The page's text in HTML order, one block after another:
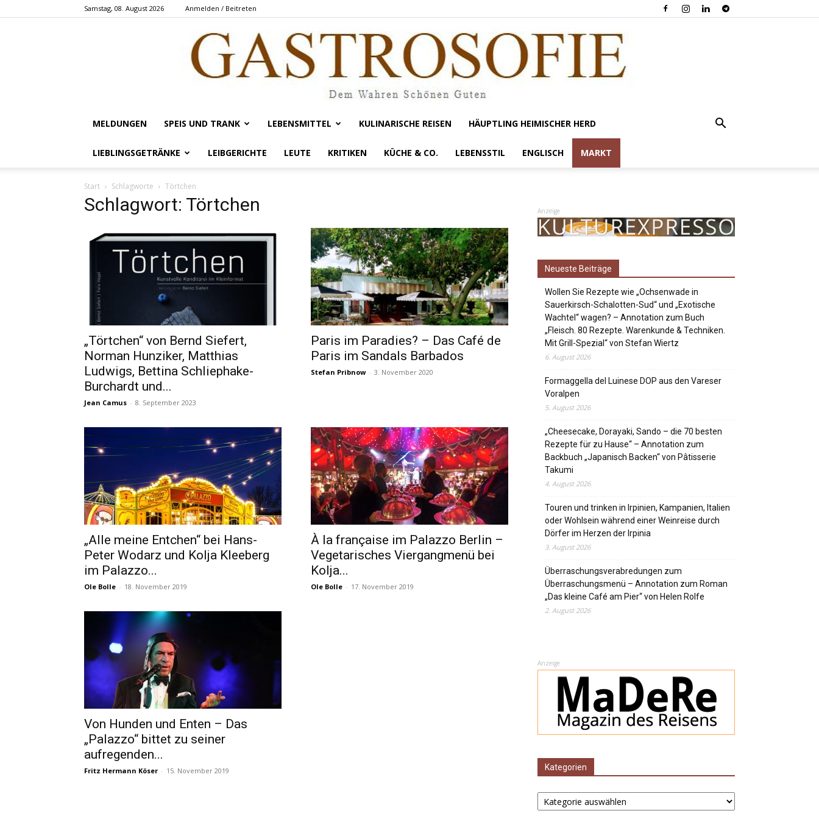
Samstag, 08. August 2026 Anmelden / Beitreten
Gastrosofie
MELDUNGEN SPEIS UND TRANK LEBENSMITTEL KULINARISCHE REISEN HÄUPTLING HEIMISCHER HERD
LIEBLINGSGETRÄNKE LEIBGERICHTE LEUTE KRITIKEN KÜCHE & CO. LEBENSSTIL ENGLISCH MARKT
Start Schlagworte Törtchen
Schlagwort: Törtchen
„Törtchen“ von Bernd Siefert,
Norman Hunziker, Matthias
Ludwigs, Bettina Schliephake-
Burchardt und...
Jean Camus - 8. September 2023
Paris im Paradies? – Das Café de
Paris im Sandals Barbados
Stefan Pribnow - 3. November 2020
„Alle meine Entchen“ bei Hans-
Peter Wodarz und Kolja Kleeberg
im Palazzo...
Ole Bolle - 18. November 2019
À la française im Palazzo Berlin –
Vegetarisches Viergangmenü bei
Kolja...
Ole Bolle - 17. November 2019
Von Hunden und Enten – Das
„Palazzo“ bittet zu seiner
aufregenden...
Fritz Hermann Köser - 15. November 2019
Anzeige
Neueste Beiträge
Wollen Sie Rezepte wie „Ochsenwade in
Sauerkirsch-Schalotten-Sud“ und „Exotische
Wachtel“ wagen? – Annotation zum Buch
„Fleisch. 80 Rezepte. Warenkunde & Techniken.
Mit Grill-Spezial“ von Stefan Wiertz
6. August 2026
Formaggella del Luinese DOP aus den Vareser
Voralpen
5. August 2026
„Cheesecake, Dorayaki, Sando – die 70 besten
Rezepte für zu Hause“ – Annotation zum
Backbuch „Japanisch Backen“ von Pâtisserie
Takumi
4. August 2026
Touren und trinken in Irpinien, Kampanien, Italien
oder Wohlsein während einer Weinreise durch
Dörfer im Herzen der Irpinia
3. August 2026
Überraschungsverabredungen zum
Überraschungsmenü – Annotation zum Roman
„Das kleine Café am Pier“ von Helen Rolfe
2. August 2026
Anzeige
Kategorien
Kategorien